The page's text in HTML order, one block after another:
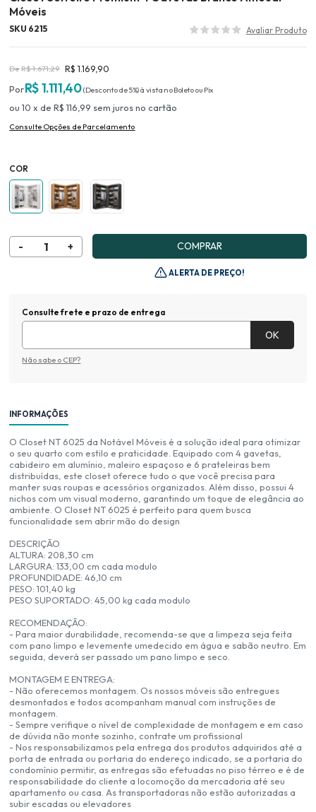
Móveis
SKU 6215
R$ 1.671,29 R$ 1.169,90
R$ 1.111,40(Descontode5%)
10 x de R$ 116,99 sem juros no
COR
COMPRAR
ALERTA DE PREÇO!
Consulte frete e prazo de entrega
Não sabe o CEP?
INFORMAÇÕES
O Closet NT 6025 da Notável Móveis é a solução ideal para otimizar
o seu quarto com estilo e praticidade. Equipado com 4 gavetas,
cabideiro em alumínio, maleiro espaçoso e 6 prateleiras bem
distribuídas, este closet oferece tudo o que você precisa para
manter suas roupas e acessórios organizados. Além disso, possui 4
nichos com um visual moderno, garantindo um toque de elegância ao
ambiente. O Closet NT 6025 é perfeito para quem busca
funcionalidade sem abrir mão do design
DESCRIÇÃO
ALTURA: 208,30 cm
LARGURA: 133,00 cm cada modulo
PROFUNDIDADE: 46,10 cm
PESO: 101,40 kg
PESO SUPORTADO: 45,00 kg cada modulo
RECOMENDAÇÃO:
- Para maior durabilidade, recomenda-se que a limpeza seja feita
com pano limpo e levemente umedecido em água e sabão neutro. Em
seguida, deverá ser passado um pano limpo e seco.
MONTAGEM E ENTREGA:
- Não oferecemos montagem. Os nossos móveis são entregues
desmontados e todos acompanham manual com instruções de
montagem.
- Sempre verifique o nível de complexidade de montagem e em caso
de dúvida não monte sozinho, contrate um profissional
- Nos responsabilizamos pela entrega dos produtos adquiridos até a
porta de entrada ou portaria do endereço indicado, se a portaria do
condomínio permitir, as entregas são efetuadas no piso térreo e é de
responsabilidade do cliente a locomoção da mercadoria até seu
apartamento ou casa. As transportadoras não estão autorizadas a
subir escadas ou elevadores